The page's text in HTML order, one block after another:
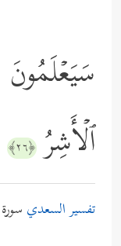
ٱلۡأَشِرُ ﴿٢٦﴾
تفسير السعدي سورة